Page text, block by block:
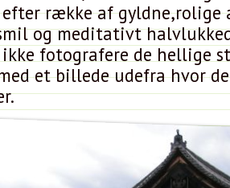
række af gyldne,rolige
og meditativt
fotografere de hellige
et billede udefra hvor